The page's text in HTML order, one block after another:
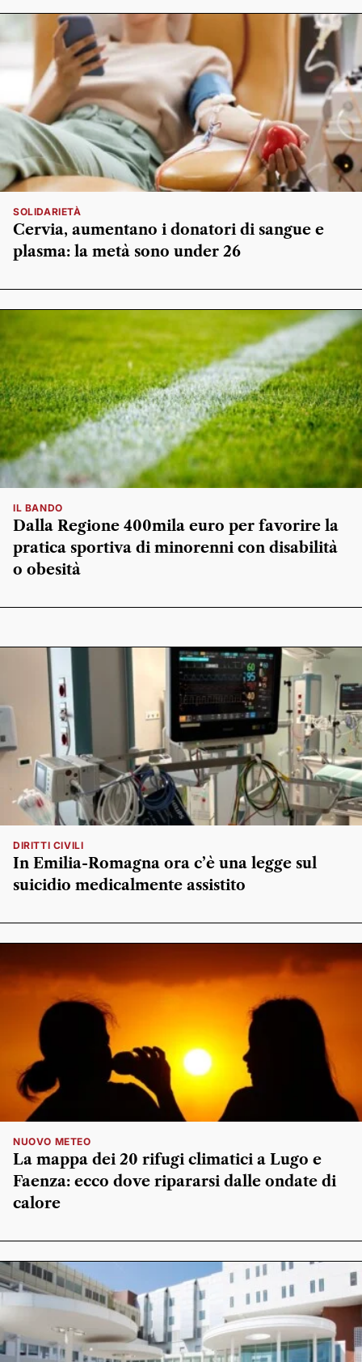
SOLIDARIETÀ
Cervia, aumentano i donatori di sangue e
plasma: la metà sono under 26
IL BANDO
Dalla Regione 400mila euro per favorire la
pratica sportiva di minorenni con disabilità
o obesità
DIRITTI CIVILI
In Emilia-Romagna ora c’è una legge sul
suicidio medicalmente assistito
NUOVO METEO
La mappa dei 20 rifugi climatici a Lugo e
Faenza: ecco dove ripararsi dalle ondate di
calore